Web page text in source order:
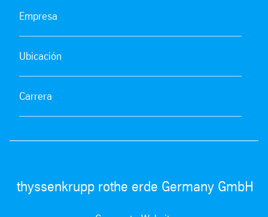
Empresa
Ubicación
Carrera
thyssenkrupp rothe erde Germany GmbH